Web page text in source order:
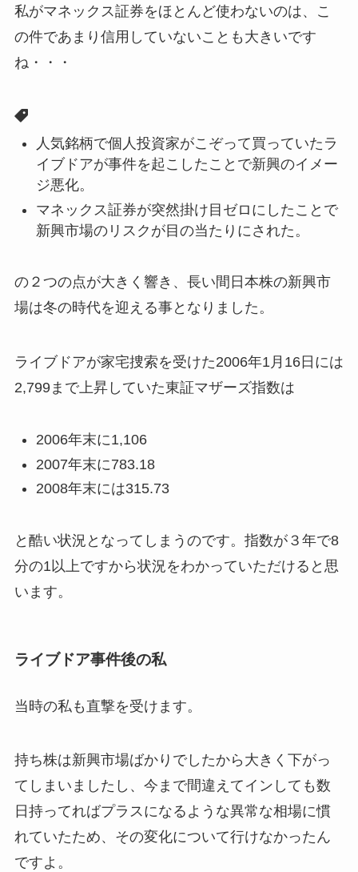
私がマネックス証券をほとんど使わないのは、こ
の件であまり信用していないことも大きいです
ね・・・
人気銘柄で個人投資家がこぞって買っていたラ
イブドアが事件を起こしたことで新興のイメー
ジ悪化。
マネックス証券が突然掛け目ゼロにしたことで
新興市場のリスクが目の当たりにされた。
の２つの点が大きく響き、 長い間日本株の新興市
場は冬の時代を迎える事となりました。
ライブドアが家宅捜索を受けた2006年1月16日には
2,799まで上昇していた東証マザーズ指数は
2006年末に1,106
2007年末に783.18
2008年末には315.73
と酷い状況となってしまうのです。指数が３年で8
分の1以上ですから状況をわかっていただけると思
います。
ライブドア事件後の私
当時の私も直撃を受けます。
持ち株は新興市場ばかりでしたから大きく下がっ
てしまいましたし、今まで間違えてインしても数
日持ってればプラスになるような異常な相場に慣
れていたため、その変化について行けなかったん
ですよ。